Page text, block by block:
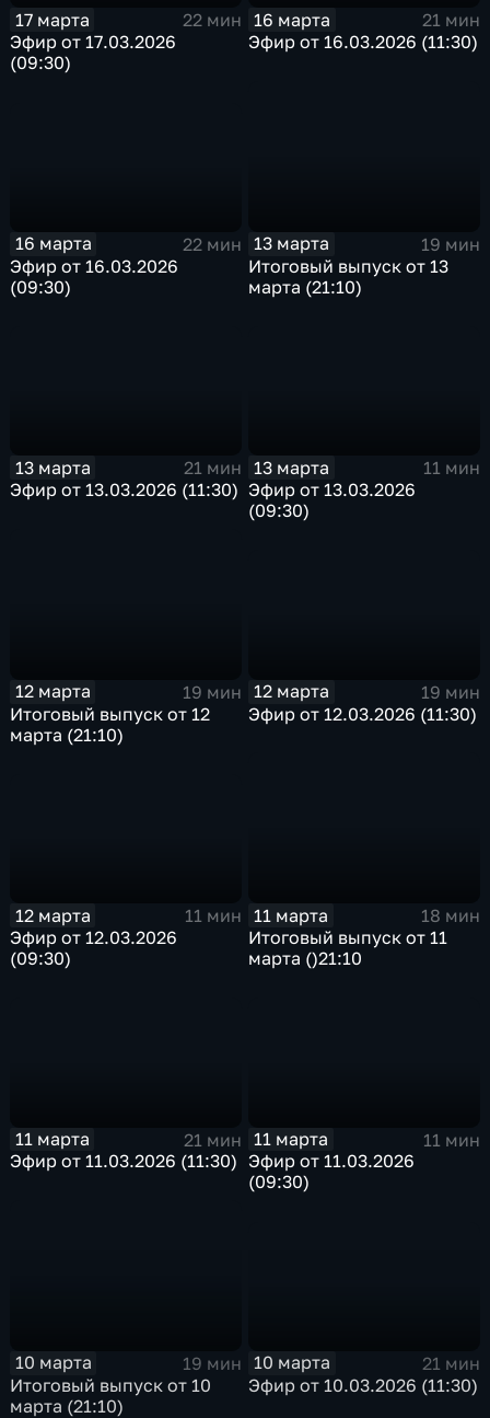
17 марта
22 мин
Эфир от 17.03.2026
(09:30)
16 марта
21 мин
Эфир от 16.03.2026 (11:30)
16 марта
22 мин
Эфир от 16.03.2026
(09:30)
13 марта
19 мин
Итоговый выпуск от 13
марта (21:10)
13 марта
21 мин
Эфир от 13.03.2026 (11:30)
13 марта
11 мин
Эфир от 13.03.2026
(09:30)
12 марта
19 мин
Итоговый выпуск от 12
марта (21:10)
12 марта
19 мин
Эфир от 12.03.2026 (11:30)
12 марта
11 мин
Эфир от 12.03.2026
(09:30)
11 марта
18 мин
Итоговый выпуск от 11
марта ()21:10
11 марта
21 мин
Эфир от 11.03.2026 (11:30)
11 марта
11 мин
Эфир от 11.03.2026
(09:30)
10 марта
19 мин
Итоговый выпуск от 10
марта (21:10)
10 марта
21 мин
Эфир от 10.03.2026 (11:30)